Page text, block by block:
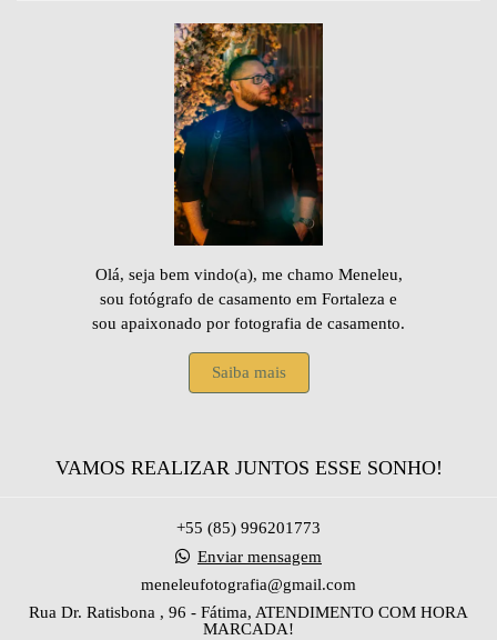
Olá, seja bem vindo(a), me chamo Meneleu,
sou fotógrafo de casamento em Fortaleza e
sou apaixonado por fotografia de casamento.
Saiba mais
VAMOS REALIZAR JUNTOS ESSE SONHO!
+55 (85) 996201773
Enviar mensagem
meneleufotografia@gmail.com
Rua Dr. Ratisbona , 96 - Fátima, ATENDIMENTO COM HORA
MARCADA!